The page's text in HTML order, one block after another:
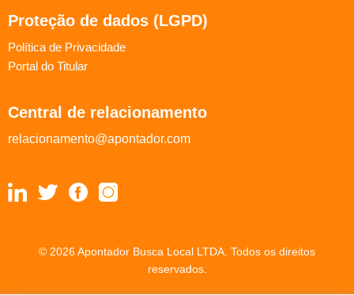
Proteção de dados (LGPD)
Política de Privacidade
Portal do Titular
Central de relacionamento
relacionamento@apontador.com
© 2026 Apontador Busca Local LTDA. Todos os direitos
reservados.